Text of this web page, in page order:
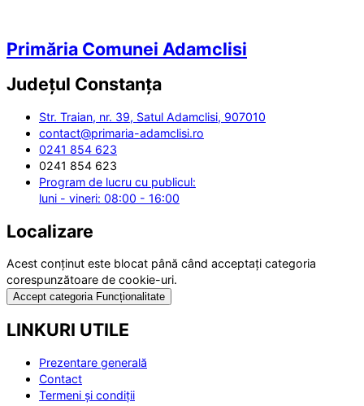
Primăria Comunei Adamclisi
Județul Constanța
Str. Traian, nr. 39, Satul Adamclisi, 907010
contact@primaria-adamclisi.ro
0241 854 623
0241 854 623
Program de lucru cu publicul:
luni - vineri: 08:00 - 16:00
Localizare
Acest conținut este blocat până când acceptați categoria
corespunzătoare de cookie-uri.
Accept categoria Funcționalitate
LINKURI UTILE
Prezentare generală
Contact
Termeni și condiții